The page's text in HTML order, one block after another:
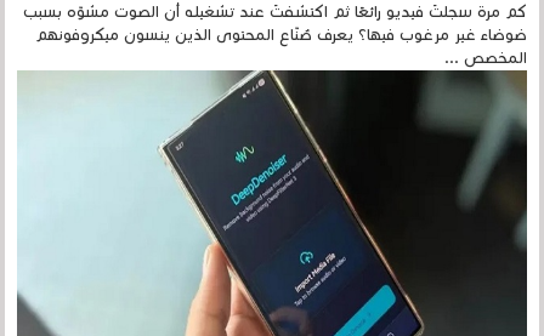
كم مرة سجلتَ فيديو رائعًا ثم اكتشفتَ عند تشغيله أن الصوت مشوّه بسبب
ضوضاء غير مرغوب فيها؟ يعرف صُنّاع المحتوى الذين ينسون ميكروفونهم
المخصص ...